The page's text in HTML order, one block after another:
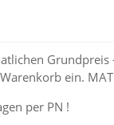
ein.
per PN !